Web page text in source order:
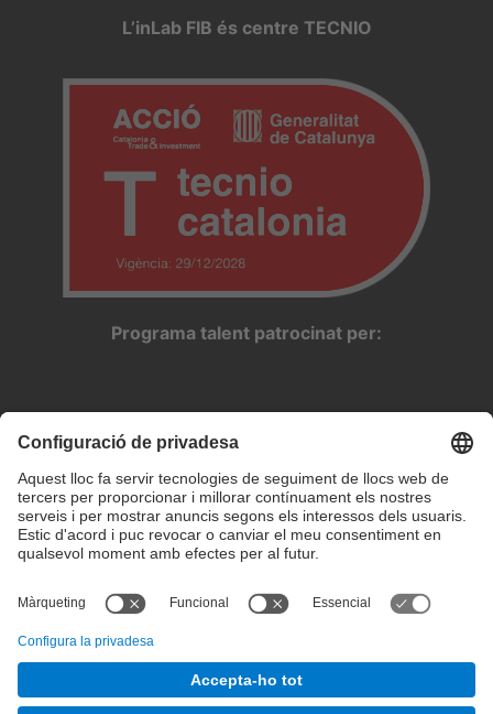
L’inLab FIB és centre TECNIO
Programa talent patrocinat per:
Configuració de privadesa